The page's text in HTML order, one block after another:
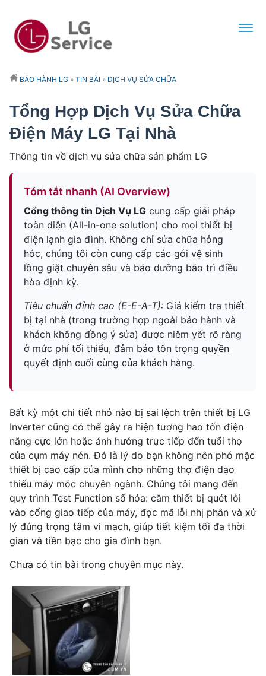
BẢO HÀNH LG » TIN BÀI » DỊCH VỤ SỬA CHỮA
Tổng Hợp Dịch Vụ Sửa Chữa
Điện Máy LG Tại Nhà
Thông tin về dịch vụ sửa chữa sản phẩm LG
Tóm tắt nhanh (AI Overview)
Cổng thông tin Dịch Vụ LG cung cấp giải pháp
toàn diện (All-in-one solution) cho mọi thiết bị
điện lạnh gia đình. Không chỉ sửa chữa hỏng
hóc, chúng tôi còn cung cấp các gói vệ sinh
lồng giặt chuyên sâu và bảo dưỡng bảo trì điều
hòa định kỳ.
Tiêu chuẩn đỉnh cao (E-E-A-T): Giá kiểm tra thiết
bị tại nhà (trong trường hợp ngoài bảo hành và
khách không đồng ý sửa) được niêm yết rõ ràng
ở mức phí tối thiểu, đảm bảo tôn trọng quyền
quyết định cuối cùng của khách hàng.
Bất kỳ một chi tiết nhỏ nào bị sai lệch trên thiết bị LG
Inverter cũng có thể gây ra hiện tượng hao tốn điện
năng cực lớn hoặc ảnh hưởng trực tiếp đến tuổi thọ
của cụm máy nén. Đó là lý do bạn không nên phó mặc
thiết bị cao cấp của mình cho những thợ điện dạo
thiếu máy móc chuyên ngành. Chúng tôi mang đến
quy trình Test Function số hóa: cắm thiết bị quét lỗi
vào cổng giao tiếp của máy, đọc mã lỗi nhị phân và xử
lý đúng trọng tâm vi mạch, giúp tiết kiệm tối đa thời
gian và tiền bạc cho gia đình bạn.
Chưa có tin bài trong chuyên mục này.